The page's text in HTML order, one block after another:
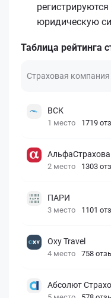
юридическую
Таблица рейтинга
Страховая компания
ВСК
1 место 1719
2 место 1303
ПАРИ
3 место 1101
Oxy Travel
4 место 758
Абсолют